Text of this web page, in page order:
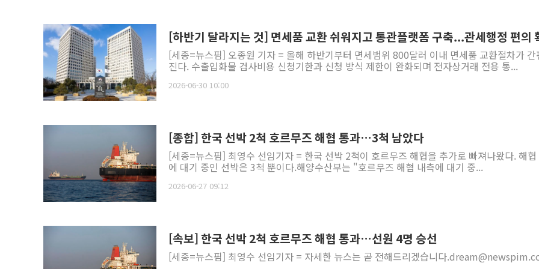
[하반기 달라지는 것] 면세품 교환 쉬워지고 통관플랫폼 구축...관세행정 편의
[세종=뉴스핌] 오종원 기자 = 올해 하반기부터 면세범위 800달러 이내 면세품 교환절차가 간
진다. 수출입화물 검사비용 신청기한과 신청 방식 제한이 완화되며 전자상거래 전용 통...
2026-06-30 10:00
[종합] 한국 선박 2척 호르무즈 해협 통과…3척 남았다
[세종=뉴스핌] 최영수 선임기자 = 한국 선박 2척이 호르무즈 해협을 추가로 빠져나왔다. 해협
에 대기 중인 선박은 3척 뿐이다.해양수산부는 "호르무즈 해협 내측에 대기 중...
2026-06-27 09:12
[속보] 한국 선박 2척 호르무즈 해협 통과…선원 4명 승선
[세종=뉴스핌] 최영수 선임기자 = 자세한 뉴스는 곧 전해드리겠습니다